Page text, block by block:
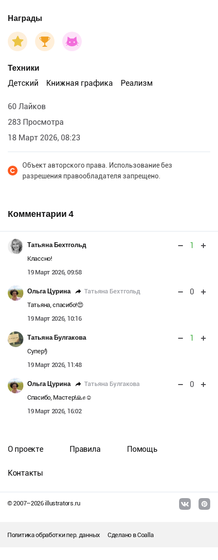
Издательство Речь, 2026
Награды
Техники
Детский
Книжная графика Реализм
60 Лайков
283 Просмотра
18 Март 2026, 08:23
Объект авторского права. Использование без
разрешения правообладателя запрещено.
Комментарии 4
Татьяна Бехтгольд 1
Классно!
19 Март 2026, 09:58
Ольга Цурина Татьяна Бехтгольд 0
Татьяна, спасибо!😍
19 Март 2026, 10:16
Татьяна Булгакова 1
Супер!)
19 Март 2026, 11:48
Ольга Цурина Татьяна Булгакова 0
Спасибо, Мастер!🙏✊☺️
19 Март 2026, 16:02
© 2007–2026illustrators.ru
О проекте Правила Помощь
Контакты
Политика обработки пер. данных Сделано вCoalla